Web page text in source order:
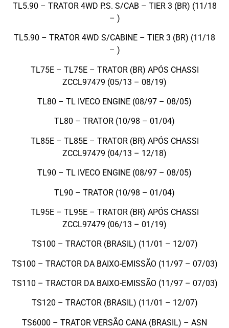
TL5.90 – TRATOR 4WD P.S. S/CAB – TIER 3 (BR) (11/18
– )
TL5.90 – TRATOR 4WD S/CABINE – TIER 3 (BR) (11/18
– )
TL75E – TL75E – TRATOR (BR) APÓS CHASSI
ZCCL97479 (05/13 – 08/19)
TL80 – TL IVECO ENGINE (08/97 – 08/05)
TL80 – TRATOR (10/98 – 01/04)
TL85E – TL85E – TRATOR (BR) APÓS CHASSI
ZCCL97479 (04/13 – 12/18)
TL90 – TL IVECO ENGINE (08/97 – 08/05)
TL90 – TRATOR (10/98 – 01/04)
TL95E – TL95E – TRATOR (BR) APÓS CHASSI
ZCCL97479 (06/13 – 01/19)
TS100 – TRACTOR (BRASIL) (11/01 – 12/07)
TS100 – TRACTOR DA BAIXO-EMISSÃO (11/97 – 07/03)
TS110 – TRACTOR DA BAIXO-EMISSÃO (11/97 – 07/03)
TS120 – TRACTOR (BRASIL) (11/01 – 12/07)
TS6000 – TRATOR VERSÃO CANA (BRASIL) – ASN